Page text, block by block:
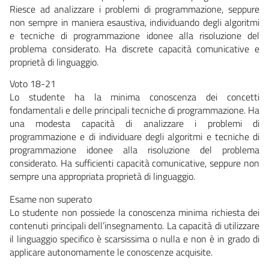
Riesce ad analizzare i problemi di programmazione, seppure
non sempre in maniera esaustiva, individuando degli algoritmi
e tecniche di programmazione idonee alla risoluzione del
problema considerato. Ha discrete capacità comunicative e
proprietà di linguaggio.
Voto 18-21
Lo studente ha la minima conoscenza dei concetti
fondamentali e delle principali tecniche di programmazione. Ha
una modesta capacità di analizzare i problemi di
programmazione e di individuare degli algoritmi e tecniche di
programmazione idonee alla risoluzione del problema
considerato. Ha sufficienti capacità comunicative, seppure non
sempre una appropriata proprietà di linguaggio.
Esame non superato
Lo studente non possiede la conoscenza minima richiesta dei
contenuti principali dell’insegnamento. La capacità di utilizzare
il linguaggio specifico è scarsissima o nulla e non è in grado di
applicare autonomamente le conoscenze acquisite.